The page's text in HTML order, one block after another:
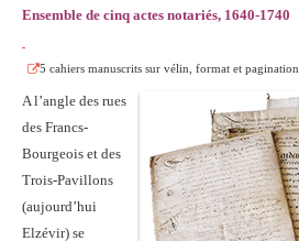
Ensemble de cinq actes notariés, 1640-1740
5 cahiers manuscrits sur vélin, format et pagination
A l’angle des rues
des Francs-
Bourgeois et des
Trois-Pavillons
(aujourd’hui
Elzévir) se